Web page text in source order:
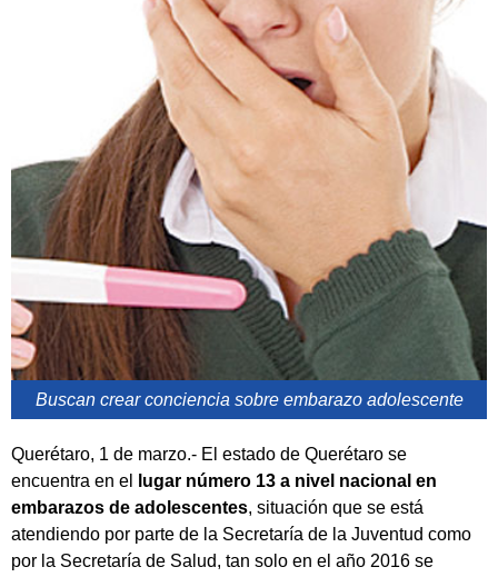
Buscan crear conciencia sobre embarazo adolescente
Querétaro, 1 de marzo.- El estado de Querétaro se
encuentra en el
lugar número 13 a nivel nacional en
embarazos de adolescentes, situación que se está
atendiendo por parte de la Secretaría de la Juventud como
por la Secretaría de Salud, tan solo en el año 2016 se